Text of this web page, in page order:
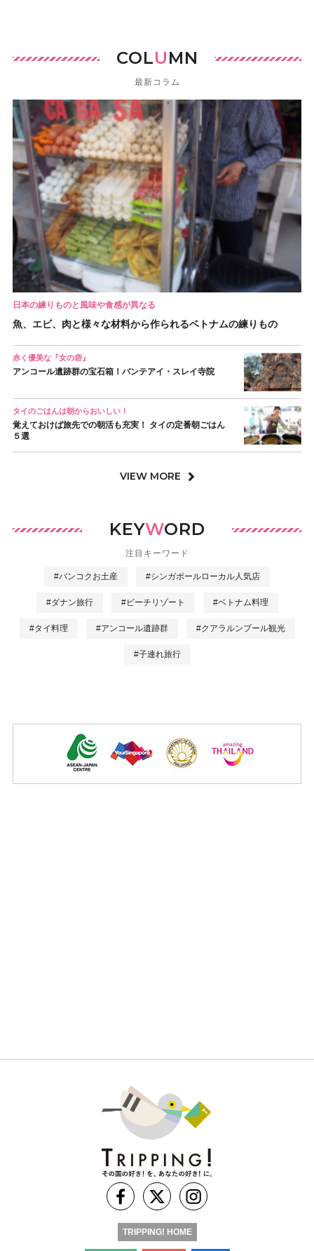
COLUMN
最新コラム
日本の練りものと風味や食感が異なる
魚、エビ、肉と様々な材料から作られるベトナムの練りもの
赤く優美な『女の砦』
アンコール遺跡群の宝石箱！バンテアイ・スレイ寺院
タイのごはんは朝からおいしい！
覚えておけば旅先での朝活も充実！ タイの定番朝ごはん
５選
VIEW MORE
KEYWORD
注目キーワード
#バンコクお土産 #シンガポールローカル人気店
#ダナン旅行 #ビーチリゾート #ベトナム料理
#タイ料理 #アンコール遺跡群 #クアラルンプール観光
#子連れ旅行
TRIPPING! HOME